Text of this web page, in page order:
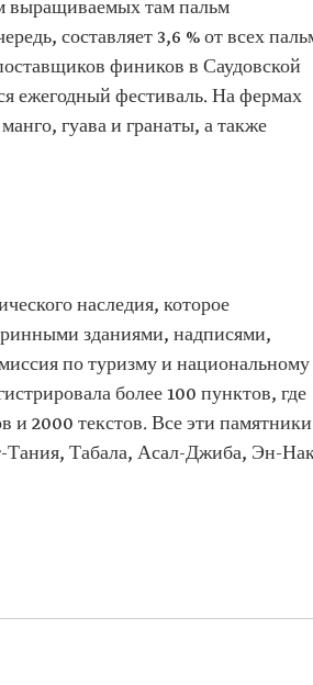
выращиваемых там пальм
составляет 3,6 % от всех
фиников в Саудовской
ежегодный фестиваль. На фермах
гуава и гранаты, а также
наследия, которое
зданиями, надписями,
по туризму и национальному
более 100 пунктов, где
и 2000 текстов. Все эти памятники
Тания, Табала, Асал-Джиба, Эн-